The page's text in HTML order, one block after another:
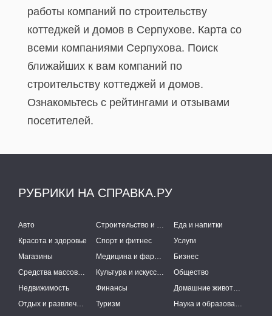
работы компаний по строительству
коттеджей и домов в Серпухове. Карта со
всеми компаниями Серпухова. Поиск
ближайших к вам компаний по
строительству коттеджей и домов.
Ознакомьтесь с рейтингами и отзывами
посетителей.
РУБРИКИ НА СПРАВКА.РУ
Авто Строительство и ремонт
Еда и напитки
Красота и здоровье
Спорт и фитнес
Услуги
Магазины
Медицина и фармацевтика
Бизнес
Средства массовой информации
Культура и искусство
Общество
Недвижимость
Финансы
Домашние животные
Отдых и развлечения
Туризм
Наука и образование